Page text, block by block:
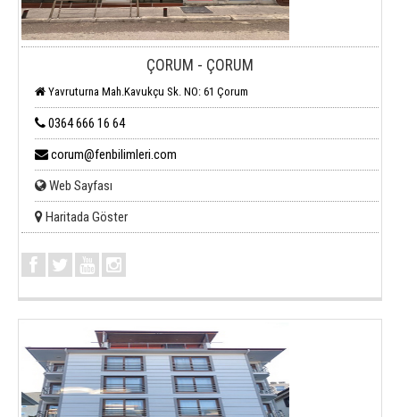
ÇORUM - ÇORUM
Yavruturna Mah.Kavukçu Sk. NO: 61 Çorum
0364 666 16 64
corum@fenbilimleri.com
Web Sayfası
Haritada Göster